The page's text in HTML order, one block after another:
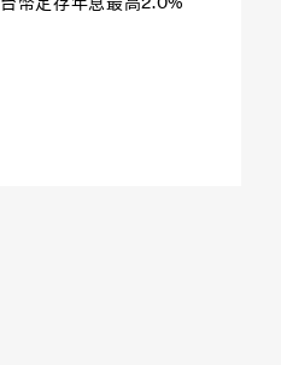
台幣定存年息最高2.0%